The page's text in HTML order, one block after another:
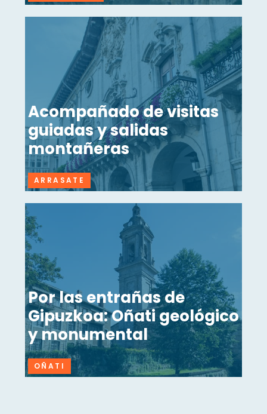
Acompañado de visitas
guiadas y salidas
montañeras
ARRASATE
Por las entrañas de
Gipuzkoa: Oñati geológico
y monumental
OÑATI